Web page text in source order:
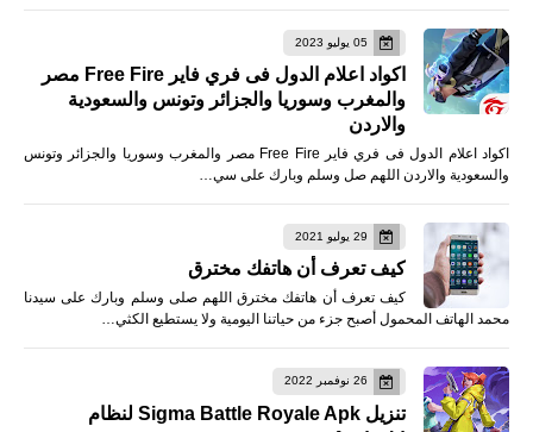
05 يوليو 2023
اكواد اعلام الدول فى فري فاير Free Fire مصر
والمغرب وسوريا والجزائر وتونس والسعودية
والاردن
اكواد اعلام الدول فى فري فاير Free Fire مصر والمغرب وسوريا والجزائر وتونس
والسعودية والاردن اللهم صل وسلم وبارك على سي…
29 يوليو 2021
كيف تعرف أن هاتفك مخترق
كيف تعرف أن هاتفك مخترق اللهم صلى وسلم وبارك على سيدنا
محمد الهاتف المحمول أصبح جزء من حياتنا اليومية ولا يستطيع الكثي…
26 نوفمبر 2022
تنزيل Sigma Battle Royale Apk لنظام